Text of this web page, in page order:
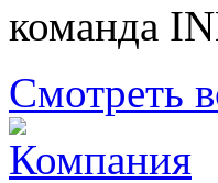
команда
Смотреть